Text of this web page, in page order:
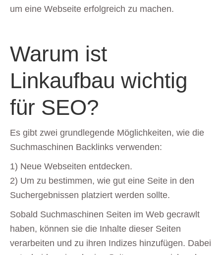
um eine Webseite erfolgreich zu machen.
Warum ist
Linkaufbau wichtig
für SEO?
Es gibt zwei grundlegende Möglichkeiten, wie die
Suchmaschinen Backlinks verwenden:
1) Neue Webseiten entdecken.
2) Um zu bestimmen, wie gut eine Seite in den
Suchergebnissen platziert werden sollte.
Sobald Suchmaschinen Seiten im Web gecrawlt
haben, können sie die Inhalte dieser Seiten
verarbeiten und zu ihren Indizes hinzufügen. Dabei